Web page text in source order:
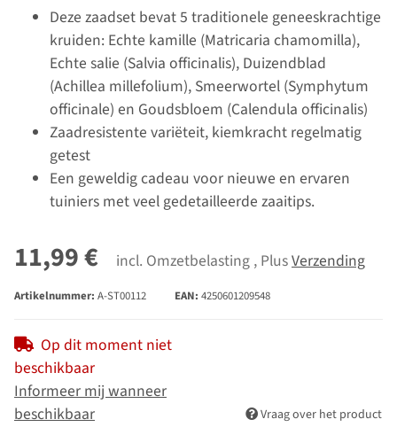
Deze zaadset bevat 5 traditionele geneeskrachtige
kruiden: Echte kamille (Matricaria chamomilla),
Echte salie (Salvia officinalis), Duizendblad
(Achillea millefolium), Smeerwortel (Symphytum
officinale) en Goudsbloem (Calendula officinalis)
Zaadresistente variëteit, kiemkracht regelmatig
getest
Een geweldig cadeau voor nieuwe en ervaren
tuiniers met veel gedetailleerde zaaitips.
11,99 € incl. Omzetbelasting , PlusVerzending
Artikelnummer: A-ST00112 EAN: 4250601209548
Op dit moment niet
beschikbaar
Informeer mij wanneer
beschikbaar
Vraag over het product